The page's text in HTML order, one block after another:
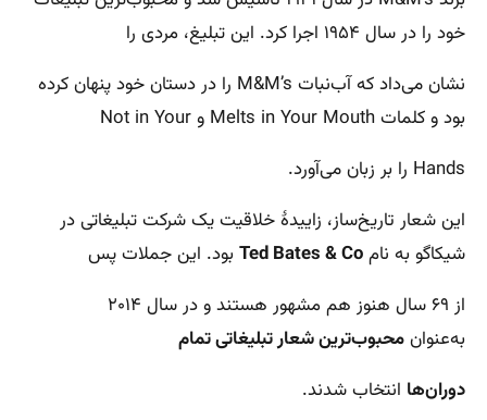
خود را در سال ۱۹۵۴ اجرا کرد. این تبلیغ، مردی را
نشان می‌داد که آب‌نبات M&M’s را در دستان خود پنهان کرده
بود و کلمات Melts in Your Mouth و Not in Your
Hands را بر زبان می‌آورد.
این شعار تاریخ‌ساز، زاییدۀ خلاقیت یک شرکت تبلیغاتی در
شیکاگو به نامTed Bates & Coبود. این جملات پس
از ۶۹ سال هنوز هم مشهور هستند و در سال ۲۰۱۴
به‌عنوانمحبوب‌ترین شعار تبلیغاتی تمام
دوران‌ها انتخاب شدند.